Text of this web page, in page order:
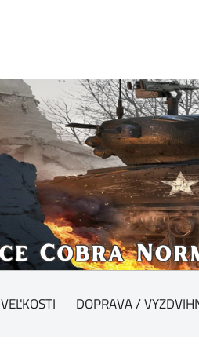
VEĽKOSTI DOPRAVA /